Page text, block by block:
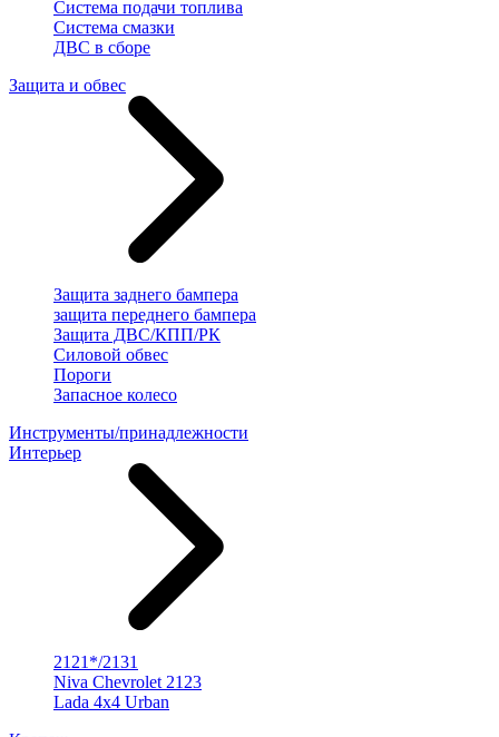
Система подачи топлива
Система смазки
ДВС в сборе
Защита и обвес
Защита заднего бампера
защита переднего бампера
Защита ДВС/КПП/РК
Силовой обвес
Пороги
Запасное колесо
Инструменты/принадлежности
Интерьер
2121*/2131
Niva Chevrolet 2123
Lada 4x4 Urban